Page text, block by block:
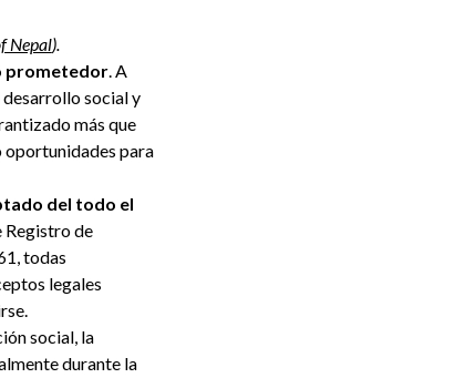
Nepal).
prometedor. A
social y
más que
oportunidades para
del todo el
Registro de
todas
legales
social, la
durante la